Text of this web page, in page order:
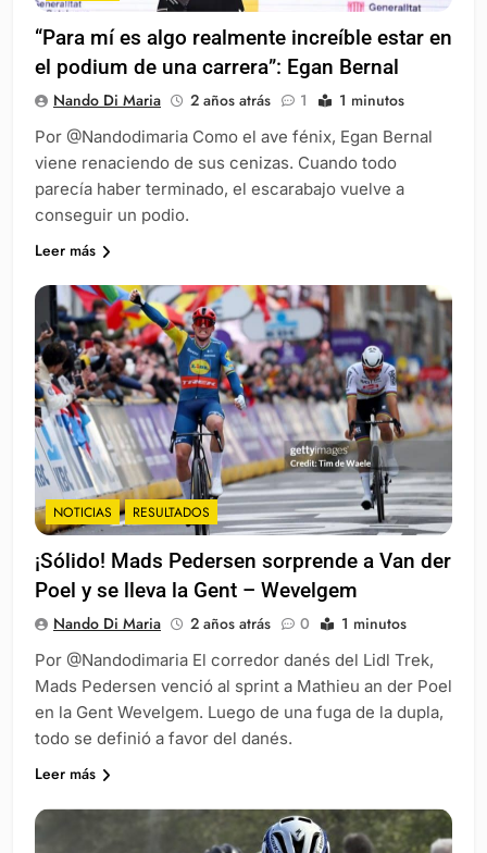
“Para mí es algo realmente increíble estar en
el podium de una carrera”: Egan Bernal
Nando Di Maria 2 años atrás 1 1 minutos
Por @Nandodimaria Como el ave fénix, Egan Bernal
viene renaciendo de sus cenizas. Cuando todo
parecía haber terminado, el escarabajo vuelve a
conseguir un podio.
Leer más
NOTICIAS RESULTADOS
¡Sólido! Mads Pedersen sorprende a Van der
Poel y se lleva la Gent – Wevelgem
Nando Di Maria 2 años atrás 0 1 minutos
Por @Nandodimaria El corredor danés del Lidl Trek,
Mads Pedersen venció al sprint a Mathieu an der Poel
en la Gent Wevelgem. Luego de una fuga de la dupla,
todo se definió a favor del danés.
Leer más